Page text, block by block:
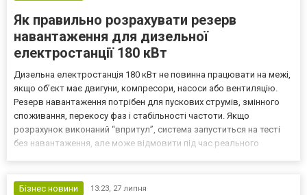
Як правильно розрахувати резерв
навантаження для дизельної
електростанції 180 кВт
Дизельна електростанція 180 кВт не повинна працювати на межі,
якщо об’єкт має двигуни, компресори, насоси або вентиляцію.
Резерв навантаження потрібен для пускових струмів, змінного
споживання, перекосу фаз і стабільності частоти. Якщо
розрахунок виконаний “впритул”, система запуститься на тесті
без навантаження, але може відмовити під час реального
Бізнес новини
13:23, 27 липня